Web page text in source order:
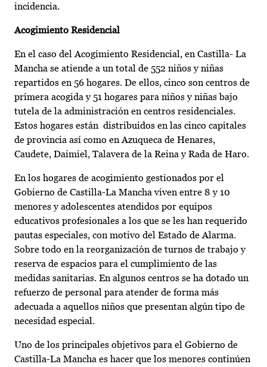
incidencia.
Acogimiento Residencial
En el caso del Acogimiento Residencial, en Castilla- La
Mancha se atiende a un total de 552 niños y niñas
repartidos en 56 hogares. De ellos, cinco son centros de
primera acogida y 51 hogares para niños y niñas bajo
tutela de la administración en centros residenciales.
Estos hogares están distribuidos en las cinco capitales
de provincia así como en Azuqueca de Henares,
Caudete, Daimiel, Talavera de la Reina y Rada de Haro.
En los hogares de acogimiento gestionados por el
Gobierno de Castilla-La Mancha viven entre 8 y 10
menores y adolescentes atendidos por equipos
educativos profesionales a los que se les han requerido
pautas especiales, con motivo del Estado de Alarma.
Sobre todo en la reorganización de turnos de trabajo y
reserva de espacios para el cumplimiento de las
medidas sanitarias. En algunos centros se ha dotado un
refuerzo de personal para atender de forma más
adecuada a aquellos niños que presentan algún tipo de
necesidad especial.
Uno de los principales objetivos para el Gobierno de
Castilla-La Mancha es hacer que los menores continúen